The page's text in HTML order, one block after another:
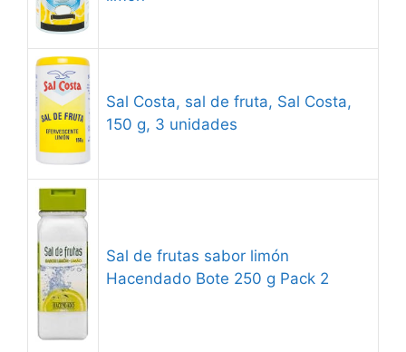
Sal Costa, sal de fruta, Sal Costa,
150 g, 3 unidades
Sal de frutas sabor limón
Hacendado Bote 250 g Pack 2